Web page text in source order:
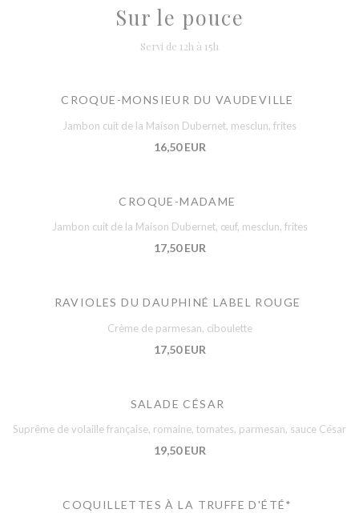
Sur le pouce
Servi de 12h à 15h
CROQUE-MONSIEUR DU VAUDEVILLE
Jambon cuit de la Maison Dubernet, mesclun, frites
16,50 EUR
CROQUE-MADAME
Jambon cuit de la Maison Dubernet, œuf, mesclun, frites
17,50 EUR
RAVIOLES DU DAUPHINÉ LABEL ROUGE
Crème de parmesan, ciboulette
17,50 EUR
SALADE CÉSAR
Suprême de volaille française, romaine, tomates, parmesan, sauce César
19,50 EUR
COQUILLETTES À LA TRUFFE D'ÉTÉ*